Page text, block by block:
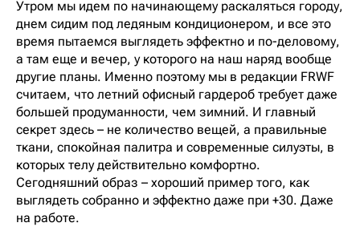
Утром мы идем по начинающему раскаляться городу,
днем сидим под ледяным кондиционером, и все это
время пытаемся выглядеть эффектно и по-деловому,
а там еще и вечер, у которого на наш наряд вообще
другие планы. Именно поэтому мы в редакции FRWF
считаем, что летний офисный гардероб требует даже
большей продуманности, чем зимний. И главный
секрет здесь – не количество вещей, а правильные
ткани, спокойная палитра и современные силуэты, в
которых телу действительно комфортно.
Сегодняшний образ – хороший пример того, как
выглядеть собранно и эффектно даже при +30. Даже
на работе.